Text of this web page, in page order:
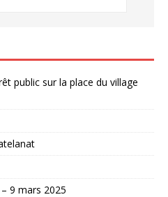
public sur la place du village
9 mars 2025